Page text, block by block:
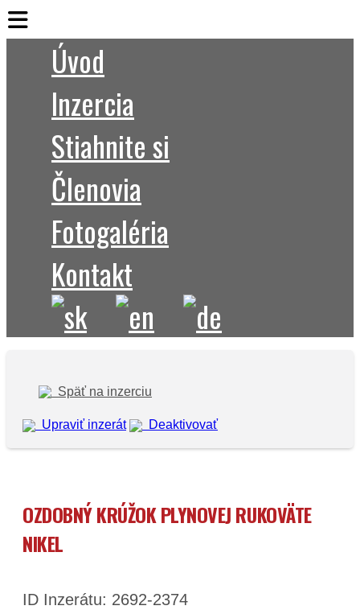
Úvod
Inzercia
Stiahnite si
Členovia
Fotogaléria
Kontakt
Späť na inzerciu
Upraviť inzerát Deaktivovať
OZDOBNÝ KRÚŽOK PLYNOVEJ RUKOVÄTE
NIKEL
ID Inzerátu: 2692-2374